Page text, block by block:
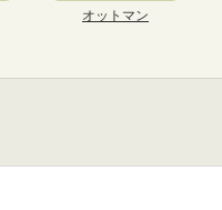
オットマン